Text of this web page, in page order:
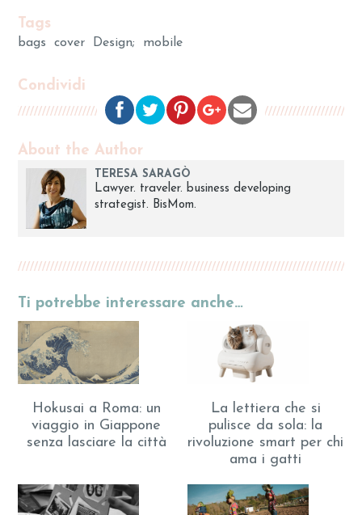
Tags
bags cover Design; mobile
Condividi
About the Author
TERESA SARAGÒ
Lawyer. traveler. business developing
strategist. BisMom.
Ti potrebbe interessare anche…
Hokusai a Roma: un
viaggio in Giappone
senza lasciare la città
La lettiera che si
pulisce da sola: la
rivoluzione smart per chi
ama i gatti